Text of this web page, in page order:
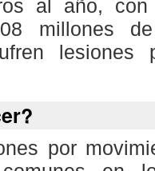
al año,
millones
lesiones
por